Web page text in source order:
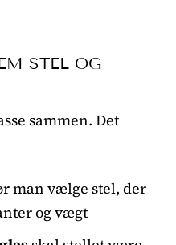
STEL OG
sammen. Det
man vælge stel, der
og vægt